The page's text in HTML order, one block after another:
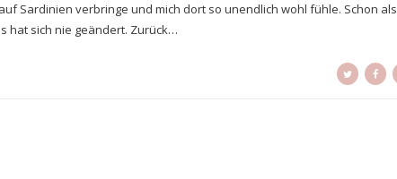
Sardinien verbringe und mich dort so unendlich wohl fühle. Schon als
hat sich nie geändert. Zurück…